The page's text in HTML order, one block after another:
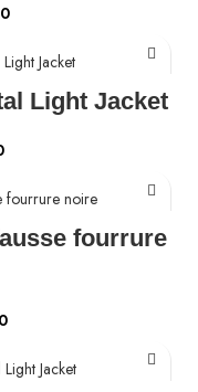
Current
is:
€145.00.
Light Jacket
Current
is:
€55.00.
fourrure
Current
is:
€99.00.